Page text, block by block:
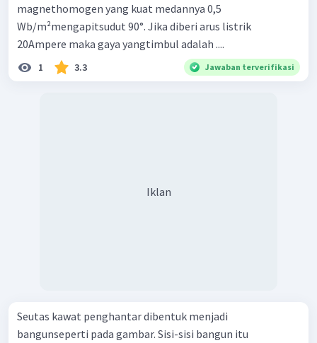
magnethomogen yang kuat medannya 0,5
Wb/m²mengapitsudut 90°. Jika diberi arus listrik
20Ampere maka gaya yangtimbul adalah ....
1 3.3 Jawaban terverifikasi
Iklan
Seutas kawat penghantar dibentuk menjadi
bangunseperti pada gambar. Sisi-sisi bangun itu